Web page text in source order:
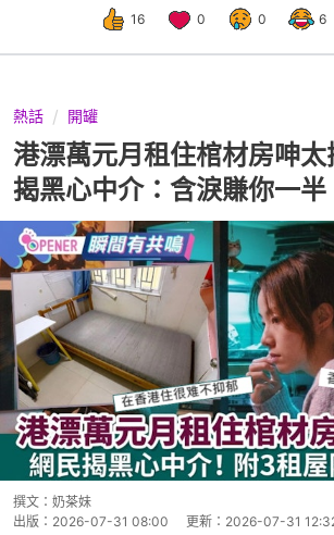
16 0 0 6
熱話 開罐
港漂萬元月租住棺材房呻
揭黑心中介：含淚賺你一半
撰文： 奶茶妹
出版： 2026-07-31 08:00 更新： 2026-07-31